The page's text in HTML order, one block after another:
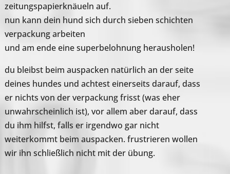
zeitungspapierknäueln auf.
nun kann dein hund sich durch sieben schichten
verpackung arbeiten
und am ende eine superbelohnung herausholen!
du bleibst beim auspacken natürlich an der seite
deines hundes und achtest einerseits darauf, dass
er nichts von der verpackung frisst (was eher
unwahrscheinlich ist), vor allem aber darauf, dass
du ihm hilfst, falls er irgendwo gar nicht
weiterkommt beim auspacken. frustrieren wollen
wir ihn schließlich nicht mit der übung.